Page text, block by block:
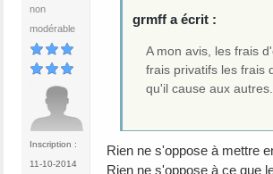
non
modérable
Inscription :
11-10-2014
grmff a écrit :
A mon avis, les frais
frais privatifs les frais
qu'il cause aux autres.
Rien ne s'oppose à mettre
Rien ne s'oppose à ce que